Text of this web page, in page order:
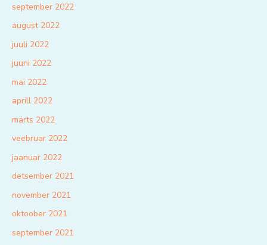
september 2022
august 2022
juuli 2022
juuni 2022
mai 2022
aprill 2022
märts 2022
veebruar 2022
jaanuar 2022
detsember 2021
november 2021
oktoober 2021
september 2021